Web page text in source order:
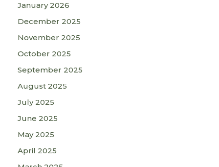
January 2026
December 2025
November 2025
October 2025
September 2025
August 2025
July 2025
June 2025
May 2025
April 2025